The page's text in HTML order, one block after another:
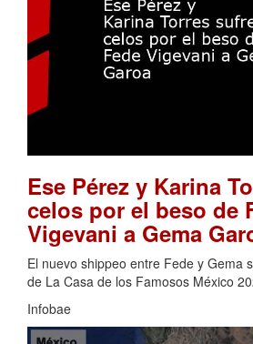
Ese Pérez y Karina
celos por el beso de
Vigevani a Gema
El nuevo shippeo entre Fede y Gema
de La Casa de los Famosos México
Infobae